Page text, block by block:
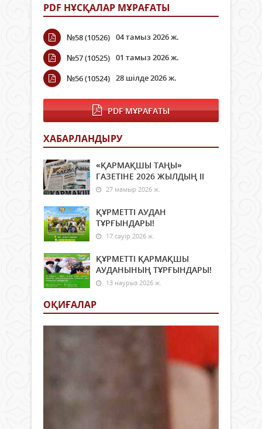
PDF НҰСҚАЛАР МҰРАҒАТЫ
№58 (10526) 04 тамыз 2026 ж.
№57 (10525) 01 тамыз 2026 ж.
№56 (10524) 28 шілде 2026 ж.
PDF МҰРАҒАТЫ
ХАБАРЛАНДЫРУ
«ҚАРМАҚШЫ ТАҢЫ»
ГАЗЕТІНЕ 2026 ЖЫЛДЫҢ ІI
27 мамыр 2026 ж.
ҚҰРМЕТТІ АУДАН
ТҰРҒЫНДАРЫ!
17 сәуір 2026 ж.
ҚҰРМЕТТІ ҚАРМАҚШЫ
АУДАНЫНЫҢ ТҰРҒЫНДАРЫ!
13 наурыз 2026 ж.
ОҚИҒАЛАР